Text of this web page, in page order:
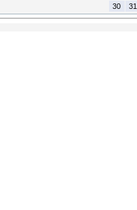
30
31